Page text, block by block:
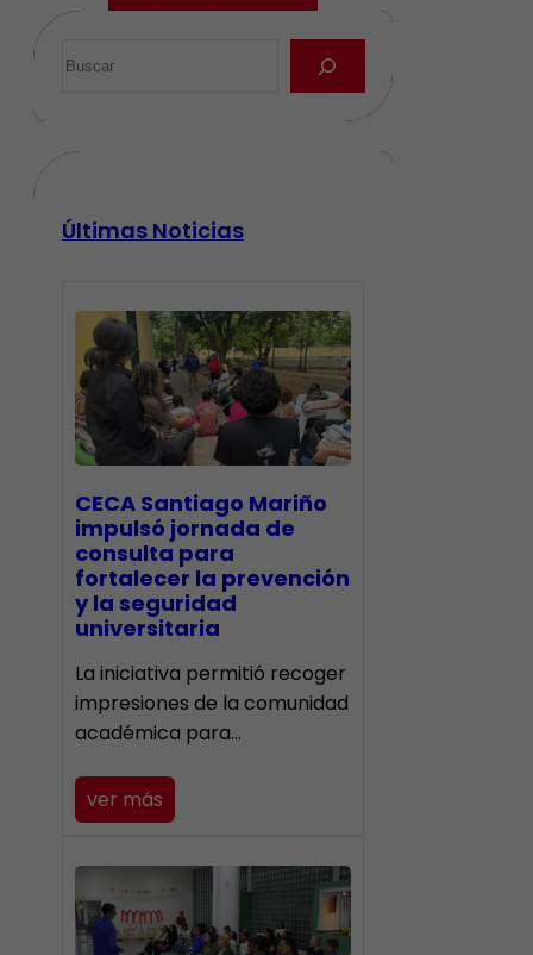
Últimas Noticias
CECA Santiago Mariño
impulsó jornada de
consulta para
fortalecer la prevención
y la seguridad
universitaria
La iniciativa permitió recoger
impresiones de la comunidad
académica para…
ver más